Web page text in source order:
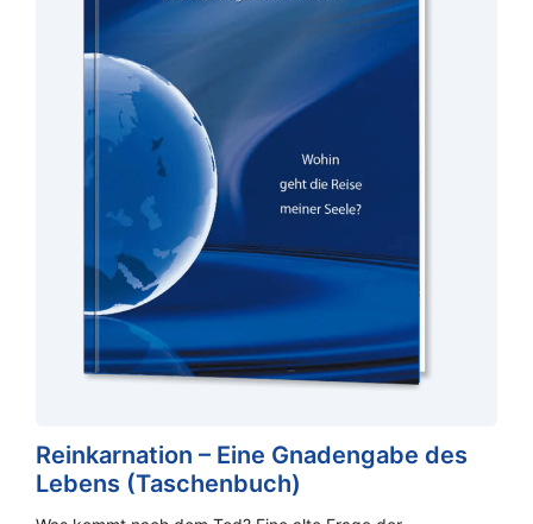
Reinkarnation – Eine Gnadengabe des
Lebens (Taschenbuch)